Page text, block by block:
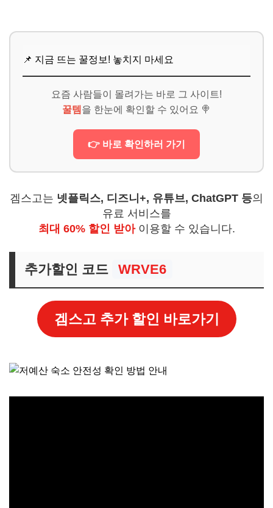
📌 지금 뜨는 꿀정보! 놓치지 마세요
요즘 사람들이 몰려가는 바로 그 사이트!
꿀템 을 한눈에 확인할 수 있어요 🍭
👉 바로 확인하러 가기
겜스고는 넷플릭스, 디즈니+, 유튜브, ChatGPT 등의
유료 서비스를
최대 60% 할인 받아이용할 수 있습니다.
추가할인 코드 WRVE6
겜스고 추가 할인 바로가기